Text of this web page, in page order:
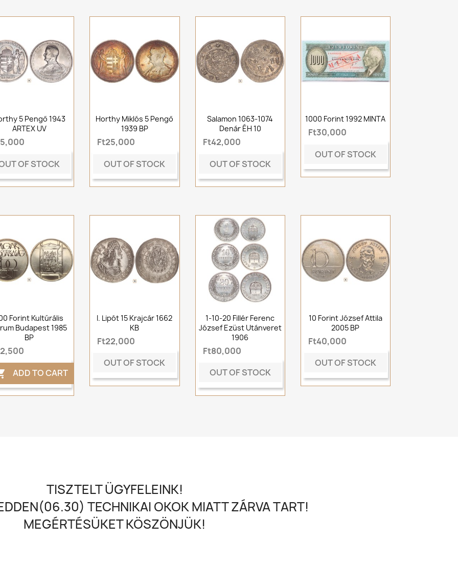
5 Pengő 1943
ARTEX UV
OF STOCK
Horthy Miklós 5 Pengő
1939 BP
Ft25,000
OUT OF STOCK
Salamon 1063-1074
Denár ÉH 10
Ft42,000
OUT OF STOCK
1000 Forint 1992 MINTA
Ft30,000
OUT OF STOCK
Forint Kultúrális
Budapest 1985
BP
ADD TO CART
I. Lipót 15 Krajcár 1662
KB
Ft22,000
OUT OF STOCK
1-10-20 Fillér Ferenc
József Ezüst Utánveret
1906
Ft80,000
OUT OF STOCK
10 Forint József Attila
2005 BP
Ft40,000
OUT OF STOCK
TISZTELT ÜGYFELEINK!
TECHNIKAI OKOK MIATT ZÁRVA TART!
MEGÉRTÉSÜKET KÖSZÖNJÜK!